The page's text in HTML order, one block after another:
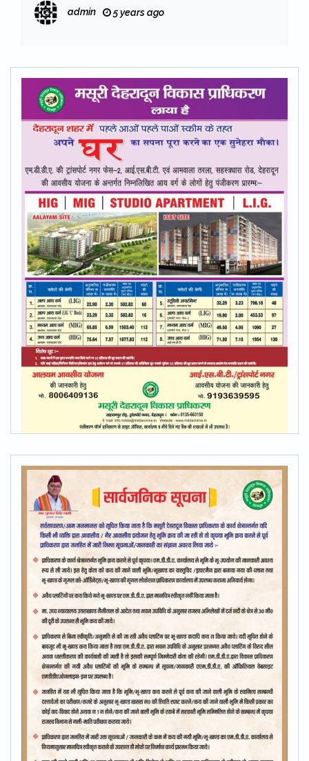
admin 5 years ago